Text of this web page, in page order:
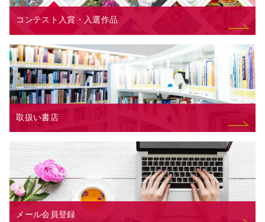
コンテスト入賞・入選作品
取扱い書店
メール会員登録